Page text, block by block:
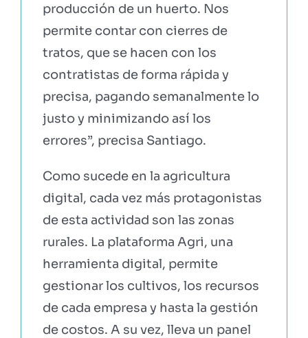
producción de un huerto. Nos
permite contar con cierres de
tratos, que se hacen con los
contratistas de forma rápida y
precisa, pagando semanalmente lo
justo y minimizando así los
errores”, precisa Santiago.
Como sucede en la agricultura
digital, cada vez más protagonistas
de esta actividad son las zonas
rurales. La plataforma Agri, una
herramienta digital, permite
gestionar los cultivos, los recursos
de cada empresa y hasta la gestión
de costos. A su vez, lleva un panel